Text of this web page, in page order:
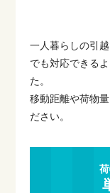
一人暮らしの引
でも対応できる
た。
移動距離や荷物
ださい。